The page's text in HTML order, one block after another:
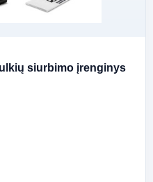
siurbimo įrenginys